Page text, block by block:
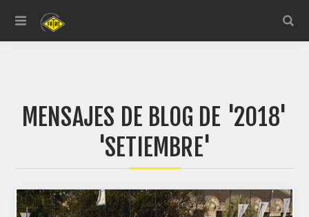
MENSAJES DE BLOG DE '2018'
'SETIEMBRE'